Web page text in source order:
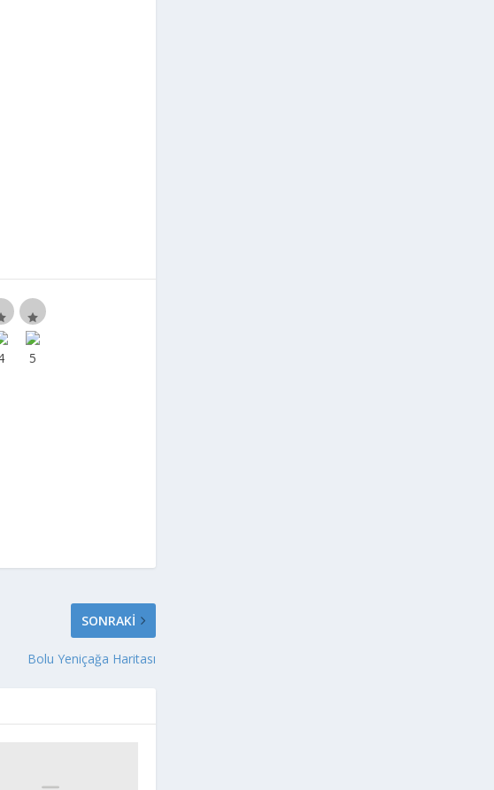
SONRAKI
Bolu Yeniçağa Haritası